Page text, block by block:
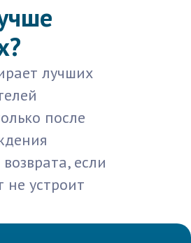
лучших
после
если
не устроит